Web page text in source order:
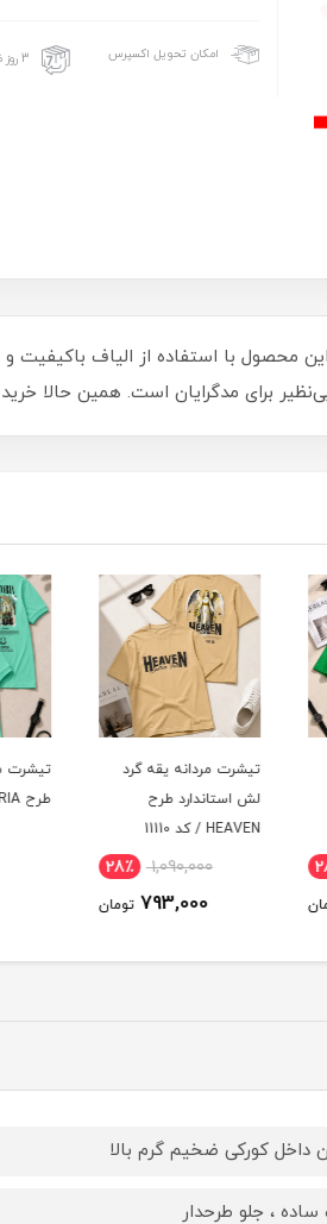
امکان تحویل اکسپرس 3 روز ضمانت بازگشت
محصول با استفاده از الیاف
برای مدگرایان است. همین حالا
تیشرت مردانه یقه گرد
لش استاندارد طرح
HEAVEN / کد 11110
1,090,000 28٪
793,000 تومان
تیشرت
طرح HISTORIA / کد 11109
داخل کورکی ضخیم گرم بالا
، جلو طرحدار